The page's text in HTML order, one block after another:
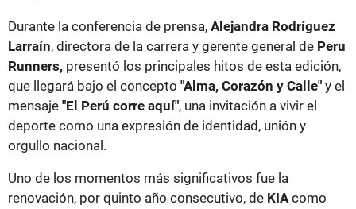
Durante la conferencia de prensa, Alejandra Rodríguez
Larraín, directora de la carrera y gerente general de Peru
Runners, presentó los principales hitos de esta edición,
que llegará bajo el concepto "Alma, Corazón y Calle" y el
mensaje "El Perú corre aquí", una invitación a vivir el
deporte como una expresión de identidad, unión y
orgullo nacional.
Uno de los momentos más significativos fue la
renovación, por quinto año consecutivo, de KIAcomo